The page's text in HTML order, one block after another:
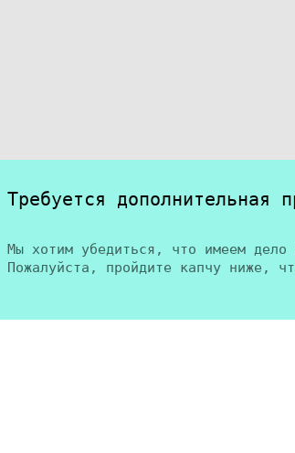
Требуется дополнительная
Мы хотим убедиться, что имеем
Пожалуйста, пройдите капчу ниже,